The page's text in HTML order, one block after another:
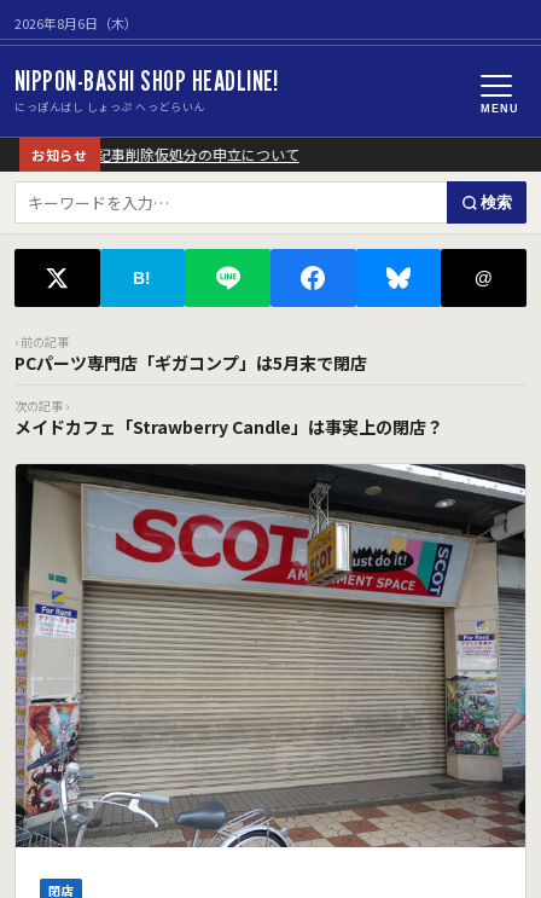
2026年8月6日（木）
NIPPON-BASHI SHOP HEADLINE!
にっぽんばし しょっぷ へっどらいん MENU
お知らせ
事に対する記事削除仮処分の申立について
検索
B! @
‹ 前の記事
PCパーツ専門店「ギガコンプ」は5月末で閉店
次の記事 ›
メイドカフェ「Strawberry Candle」は事実上の閉店？
閉店